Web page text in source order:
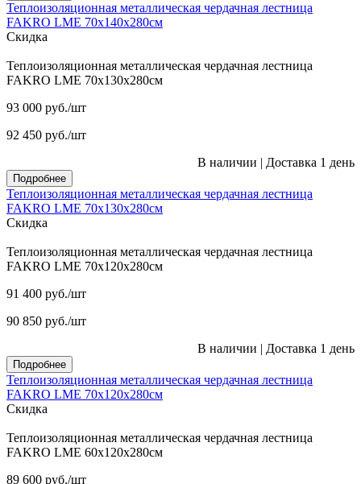
Теплоизоляционная металлическая чердачная лестница
FAKRO LME 70х140х280см
Скидка
Теплоизоляционная металлическая чердачная лестница
FAKRO LME 70х130х280см
93 000 руб./шт
92 450 руб./шт
В наличии | Доставка 1 день
Подробнее
Теплоизоляционная металлическая чердачная лестница
FAKRO LME 70х130х280см
Скидка
Теплоизоляционная металлическая чердачная лестница
FAKRO LME 70х120х280см
91 400 руб./шт
90 850 руб./шт
В наличии | Доставка 1 день
Подробнее
Теплоизоляционная металлическая чердачная лестница
FAKRO LME 70х120х280см
Скидка
Теплоизоляционная металлическая чердачная лестница
FAKRO LME 60х120х280см
89 600 руб./шт